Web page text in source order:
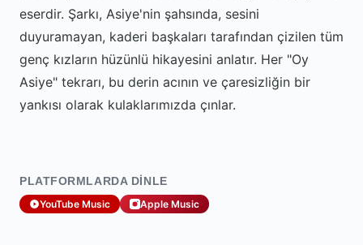
eserdir. Şarkı, Asiye'nin şahsında, sesini
duyuramayan, kaderi başkaları tarafından çizilen tüm
genç kızların hüzünlü hikayesini anlatır. Her "Oy
Asiye" tekrarı, bu derin acının ve çaresizliğin bir
yankısı olarak kulaklarımızda çınlar.
PLATFORMLARDA DINLE
YouTube Music Apple Music